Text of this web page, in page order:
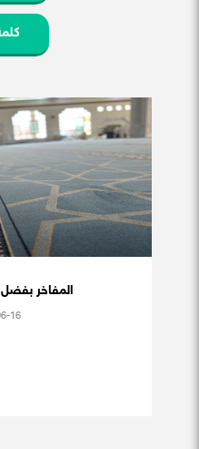
المفاخر
16